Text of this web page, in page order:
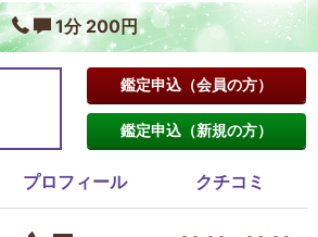
1分 200円
鑑定申込（会員の方）
鑑定申込（新規の方）
プロフィール クチコミ